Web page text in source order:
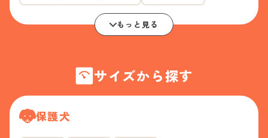
もっと見る
サイズから探す
保護犬